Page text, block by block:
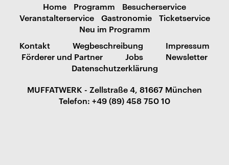
Home Programm
Besucherservice
Veranstalterservice
Gastronomie
Ticketservice
Neu im Programm
Kontakt
Wegbeschreibung
Impressum
Förderer und Partner
Jobs
Newsletter
Datenschutzerklärung
MUFFATWERK - Zellstraße 4, 81667 München
Telefon: +49 (89) 458 750 10